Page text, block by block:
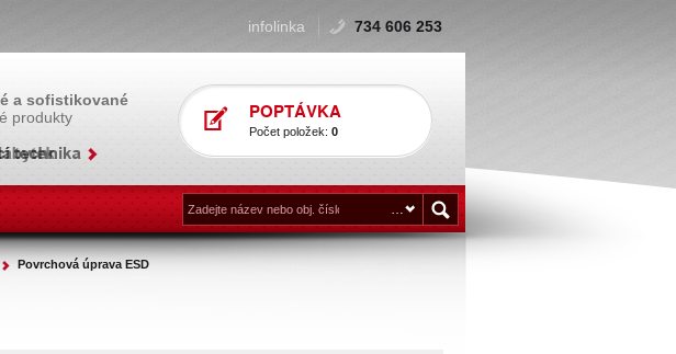
a sofistikované
produkty
infolinka 734 606 253
POPTÁVKA
Počet položek: 0
Povrchová úprava ESD